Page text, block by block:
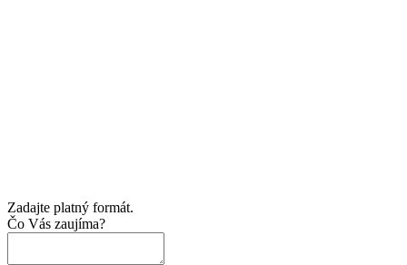
Zadajte platný formát.
Čo Vás zaujíma?